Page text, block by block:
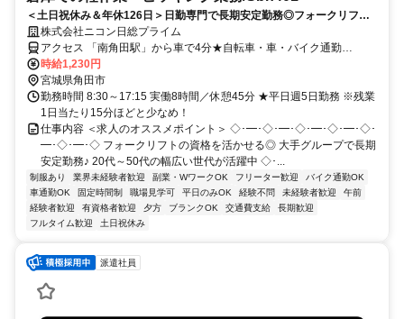
＜土日祝休み＆年休126日＞日勤専門で長期安定勤務◎フォークリフト
の資格を活かせる！実務未経験もOK
株式会社ニコン日総プライム
アクセス 「南角田駅」から車で4分★自転車・車・バイク通勤
OK（無料駐車場あり）
時給1,230円
宮城県角田市
勤務時間 8:30～17:15 実働8時間／休憩45分 ★平日週5日勤務 ※残業
1日当たり15分ほどと少なめ！
仕事内容 ＜求人のオススメポイント＞ ◇･━･◇･━･◇･━･◇･━･◇･
━･◇･━･◇ フォークリフトの資格を活かせる◎ 大手グループで長期
安定勤務♪ 20代～50代の幅広い世代が活躍中 ◇･...
制服あり 業界未経験者歓迎 副業・WワークOK フリーター歓迎
バイク通勤OK
車通勤OK
固定時間制 職場見学可 平日のみOK 経験不問 未経験者歓迎
午前
経験者歓迎
有資格者歓迎 夕方 ブランクOK 交通費支給
長期歓迎
フルタイム歓迎
土日祝休み
派遣社員